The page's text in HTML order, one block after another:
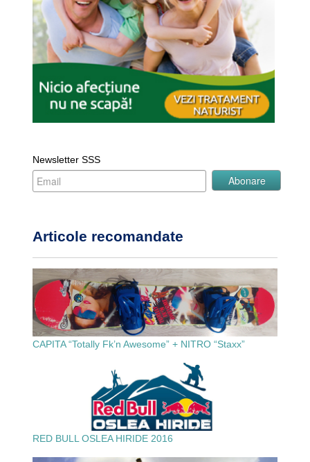
Newsletter SSS
Articole recomandate
CAPITA “Totally Fk’n Awesome” + NITRO “Staxx”
RED BULL OSLEA HIRIDE 2016